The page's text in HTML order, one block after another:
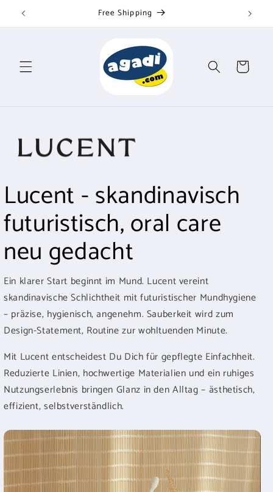
Skip to
content Free Shipping
Cart
Lucent - skandinavisch
futuristisch, oral care
neu gedacht
Ein klarer Start beginnt im Mund. Lucent vereint
skandinavische Schlichtheit mit futuristischer Mundhygiene
– präzise, hygienisch, angenehm. Sauberkeit wird zum
Design-Statement, Routine zur wohltuenden Minute.
Mit Lucent entscheidest Du Dich für gepflegte Einfachheit.
Reduzierte Linien, hochwertige Materialien und ein ruhiges
Nutzungserlebnis bringen Glanz in den Alltag – ästhetisch,
effizient, selbstverständlich.